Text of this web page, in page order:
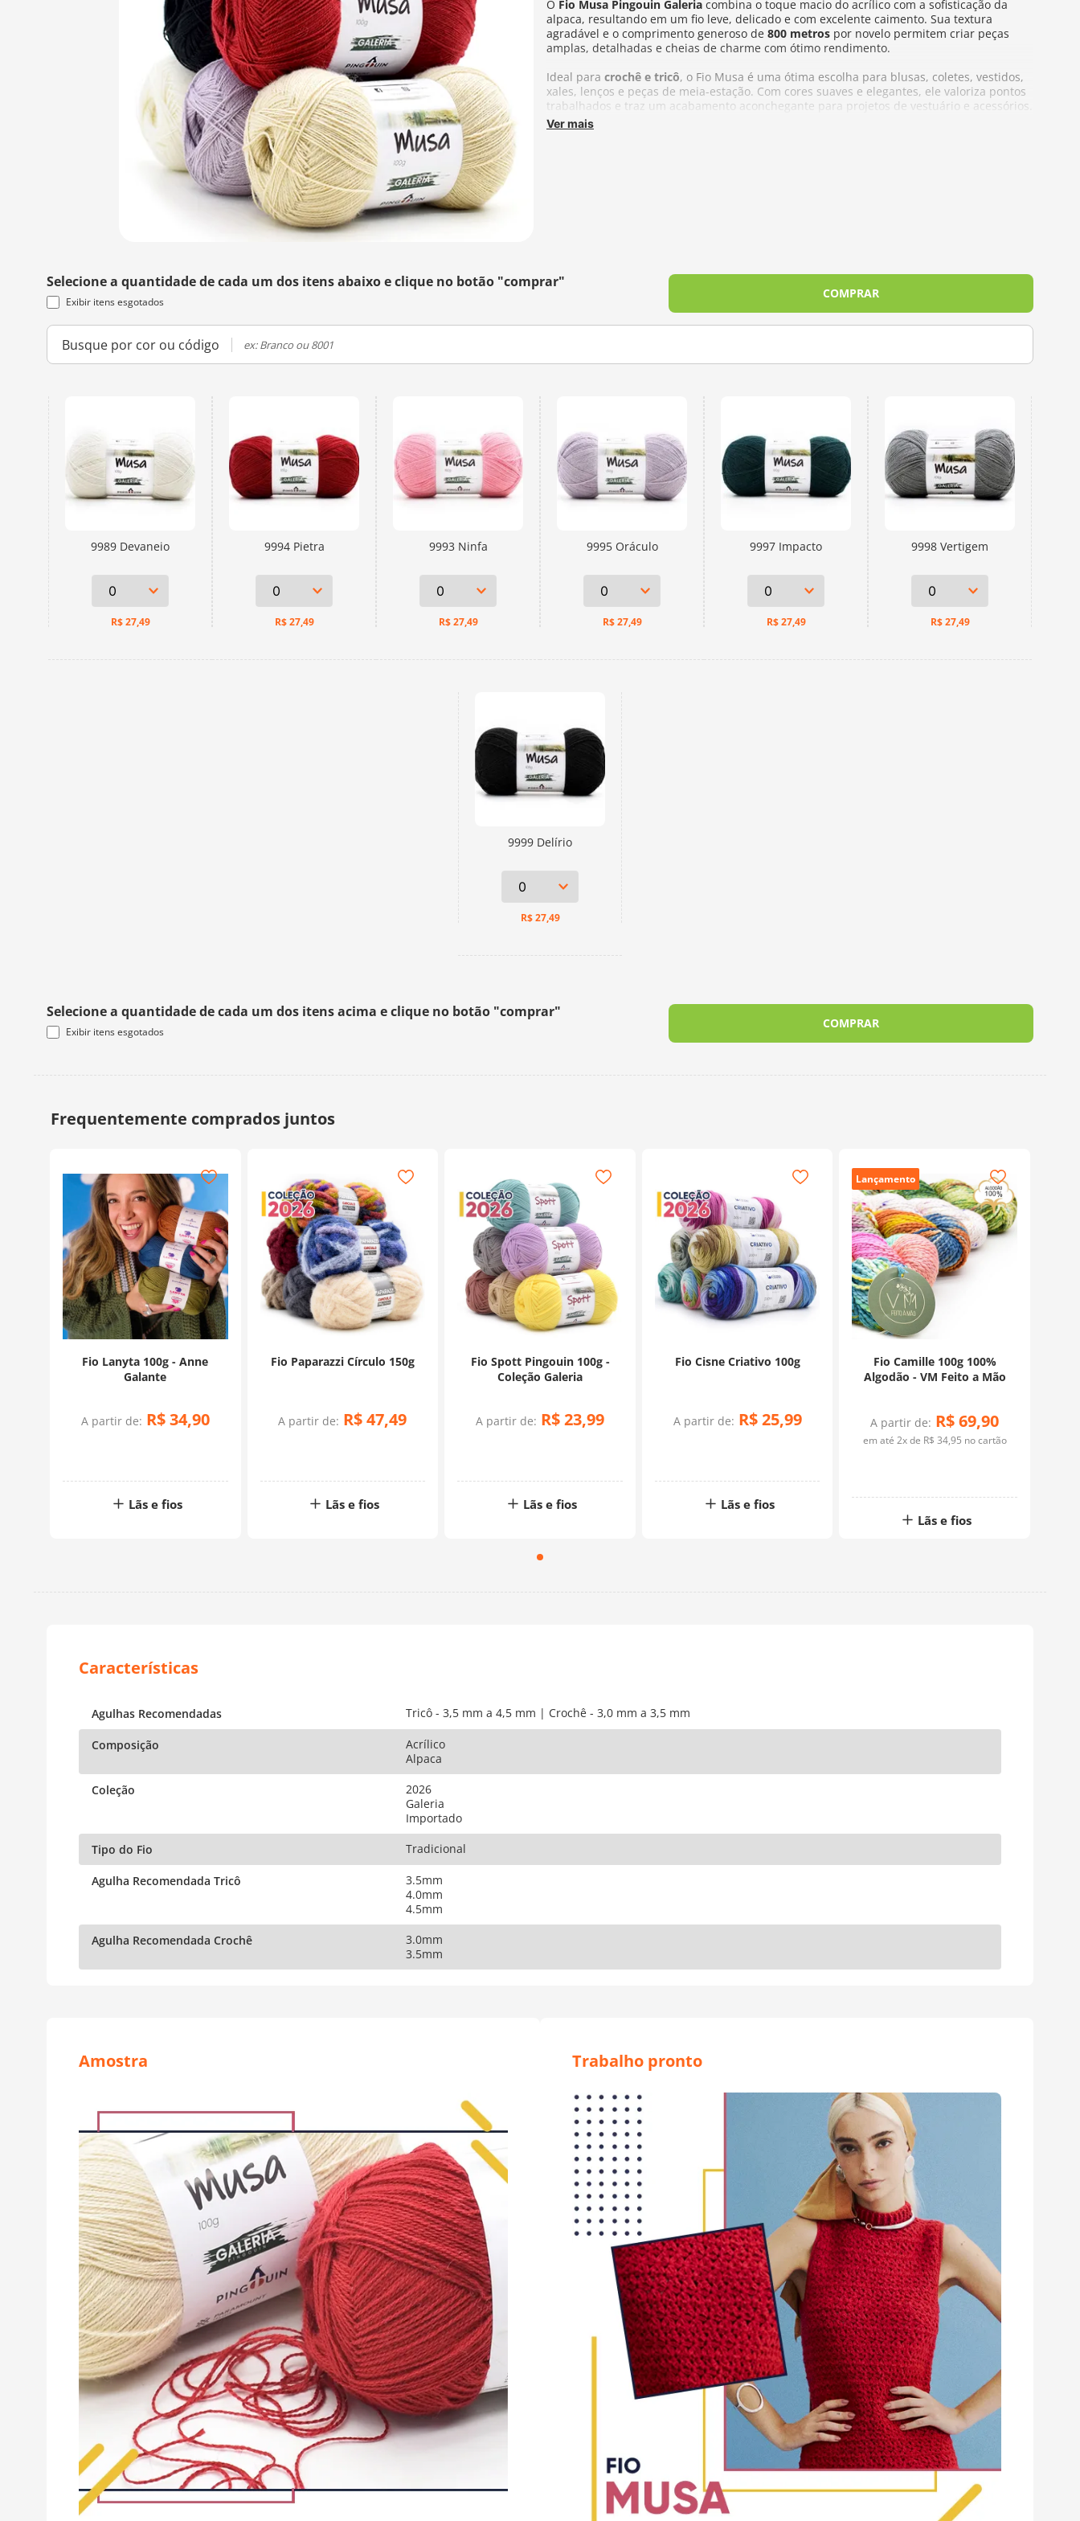
O Fio Musa Pingouin Galeria combina o toque macio do acrílico com a sofisticação da
alpaca, resultando em um fio leve, delicado e com excelente caimento. Sua textura
agradável e o comprimento generoso de 800 metros por novelo permitem criar peças
amplas, detalhadas e cheias de charme com ótimo rendimento.
Ideal para crochê e tricô, o Fio Musa é uma ótima escolha para blusas, coletes, vestidos,
xales, lenços e peças de meia-estação. Com cores suaves e elegantes, ele valoriza pontos
trabalhados e traz um acabamento aconchegante para projetos de vestuário e acessórios.
Composição:
Ver mais
Selecione a quantidade de cada um dos itens abaixo e clique no botão "comprar"
Exibir itens esgotados
COMPRAR
Busque por cor ou código
9989 Devaneio
R$27,49
9994 Pietra
R$27,49
9993 Ninfa
R$27,49
9995 Oráculo
R$27,49
9997 Impacto
R$27,49
9998 Vertigem
R$27,49
9999 Delírio
R$27,49
Selecione a quantidade de cada um dos itens acima e clique no botão "comprar"
Exibir itens esgotados
COMPRAR
Fio Lanyta 100g - Anne
Galante
A partir de: R$34,90
Lãs e fios
Fio Paparazzi Círculo 150g
A partir de: R$ 47,49
Lãs e fios
Fio Spott Pingouin 100g -
Coleção Galeria
A partir de: R$23,99
Lãs e fios
Fio Cisne Criativo 100g
A partir de: R$ 25,99
Lãs e fios
Lançamento
Fio Camille 100g 100%
Algodão - VM Feito a Mão
A partir de: R$69,90
em até 2x de R$ 34,95 no cartão
Lãs e fios
Agulhas Recomendadas Tricô - 3,5 mm a 4,5 mm | Crochê - 3,0 mm a 3,5 mm
Composição
Acrílico
Alpaca
Coleção
2026
Galeria
Importado
Tipo do Fio Tradicional
Agulha Recomendada Tricô
3.5mm
4.0mm
4.5mm
Agulha Recomendada Crochê
3.0mm
3.5mm
Amostra Trabalho pronto